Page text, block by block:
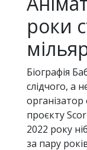
роки
Біографія
слідчого, а
проєкту
2022 року
за пару